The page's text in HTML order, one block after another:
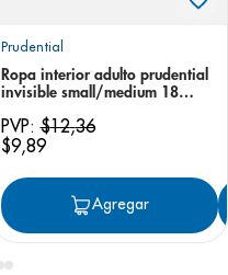
Agregar
Prudential
Ropa interior adulto prudential
invisible small/medium 18
PVP:$12,36
$9,89
Agregar